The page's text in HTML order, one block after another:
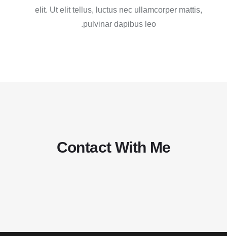
elit. Ut elit tellus, luctus nec ullamcorper mattis,
pulvinar dapibus leo.
Contact With Me